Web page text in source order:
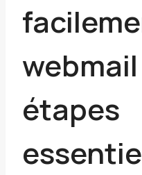
webmail
étapes